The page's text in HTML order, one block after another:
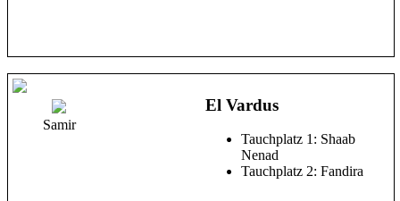
Samir
El Vardus
Tauchplatz 1: Shaab
Nenad
Tauchplatz 2: Fandira